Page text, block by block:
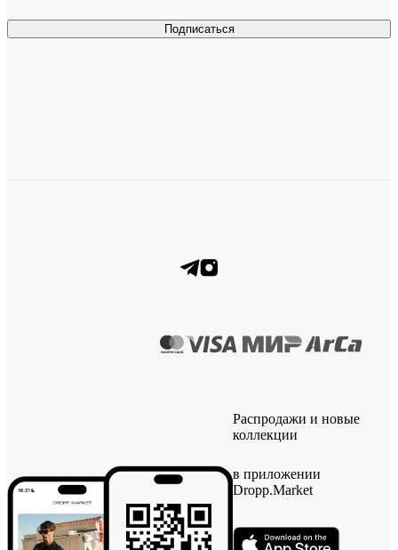
Подписаться
Распродажи и новые
коллекции
в приложении
Dropp.Market